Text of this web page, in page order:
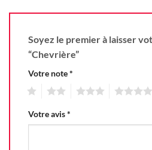
Soyez le premier à laisser
“Chevrière”
Votre note*
Votre avis*